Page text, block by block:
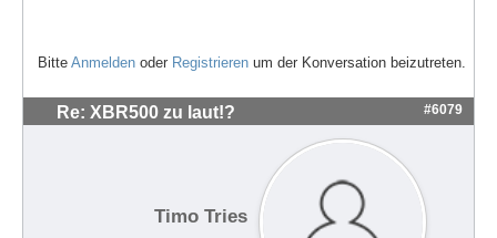
Bitte Anmelden oder Registrieren um der Konversation beizutreten.
Re: XBR500 zu laut!? #6079
Timo Tries